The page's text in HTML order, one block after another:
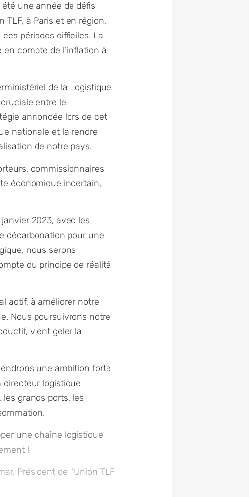
une année de défis
TLF, à Paris et en région,
périodes difficiles. La
compte de l’inflation à
de la Logistique
entre le
annoncée lors de cet
nationale et la rendre
de notre pays.
commissionnaires
économique incertain,
2023, avec les
décarbonation pour une
nous serons
du principe de réalité
actif, à améliorer notre
Nous poursuivrons notre
vient geler la
une ambition forte
directeur logistique
grands ports, les
une chaîne logistique
!
Président de l’Union TLF